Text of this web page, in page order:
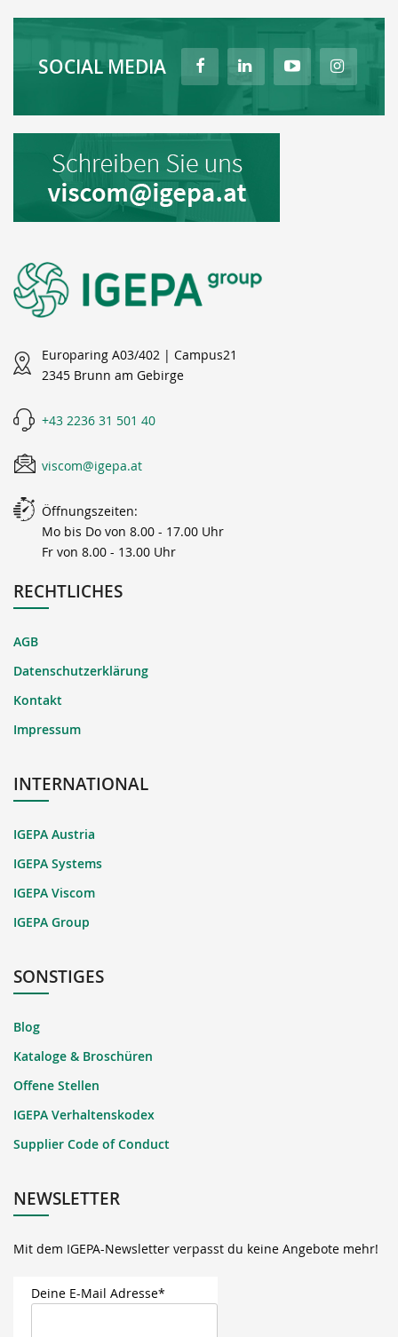
SOCIAL MEDIA
Europaring A03/402 | Campus21
2345 Brunn am Gebirge
+43 2236 31 501 40
viscom@igepa.at
Öffnungszeiten:
Mo bis Do von 8.00 - 17.00 Uhr
Fr von 8.00 - 13.00 Uhr
RECHTLICHES
AGB
Datenschutzerklärung
Kontakt
Impressum
INTERNATIONAL
IGEPA Austria
IGEPA Systems
IGEPA Viscom
IGEPA Group
SONSTIGES
Blog
Kataloge & Broschüren
Offene Stellen
IGEPA Verhaltenskodex
Supplier Code of Conduct
NEWSLETTER
Mit dem IGEPA-Newsletter verpasst du keine Angebote mehr!
Deine E-Mail Adresse*